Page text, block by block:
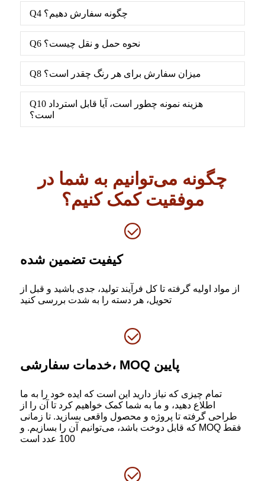
Q4 چگونه سفارش دهیم؟
Q6 نحوه حمل و نقل چیست؟
Q8 میزان سفارش برای هر رنگ چقدر است؟
Q10 هزینه نمونه چطور است، آیا قابل استرداد
است؟
چگونه می‌توانیم به شما در
موفقیت کمک کنیم؟
کیفیت تضمین شده
از مواد اولیه گرفته تا کل فرآیند تولید، جدی باشید و قبل از
تحویل، هر دسته را به شدت بررسی کنید
خدمات سفارشی، MOQ پایین
تمام چیزی که نیاز دارید این است که ایده خود را به ما
اطلاع دهید، و ما به شما کمک خواهیم کرد تا آن را از
طراحی گرفته تا پروژه و محصول واقعی بسازید. تا زمانی
که قابل دوخت باشد، می‌توانیم آن را بسازیم. و MOQ فقط
100 عدد است